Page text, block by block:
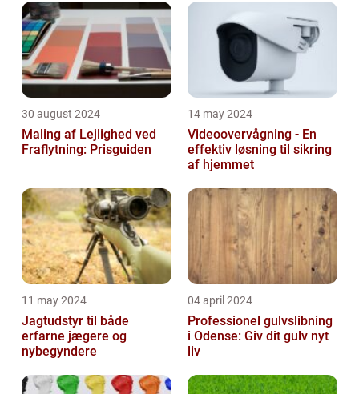
30 august 2024
Maling af Lejlighed ved
Fraflytning: Prisguiden
14 may 2024
Videoovervågning - En
effektiv løsning til sikring
af hjemmet
11 may 2024
Jagtudstyr til både
erfarne jægere og
nybegyndere
04 april 2024
Professionel gulvslibning
i Odense: Giv dit gulv nyt
liv